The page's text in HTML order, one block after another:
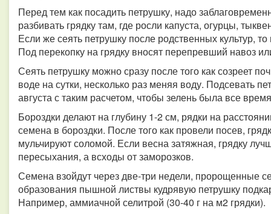
Перед тем как посадить петрушку, надо
разбивать грядку там, где росли капуста, огурцы,
Если же сеять петрушку после родственных культур,
Под перекопку на грядку вносят перепревший навоз
Сеять петрушку можно сразу после того как созреет
воде на сутки, несколько раз меняя воду. Подсевать
августа с таким расчетом, чтобы зелень была все
Бороздки делают на глубину 1-2 см, рядки на
семена в бороздки. После того как провели посев,
мульчируют соломой. Если весна затяжная, грядку
пересыхания, а всходы от заморозков.
Семена взойдут через две-три недели, пророщенные
образования пышной листвы кудрявую петрушку
Например, аммиачной селитрой (30-40 г на м2 грядки).